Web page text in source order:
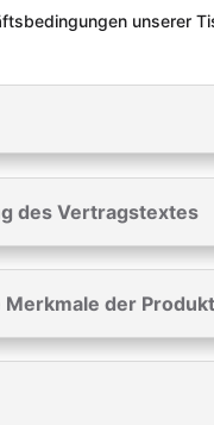
unserer
des Vertragstextes
der